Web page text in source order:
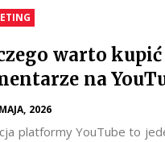
warto kupić
na
2026
platformy YouTube to